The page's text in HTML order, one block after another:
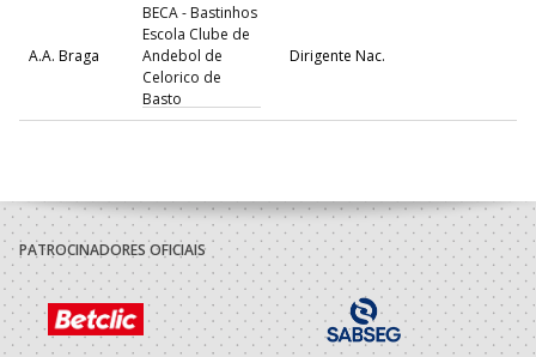
A.A. Braga
BECA - Bastinhos
Escola Clube de
Andebol de
Celorico de
Basto
Dirigente Nac.
A.A. Braga
BECA - Bastinhos
Escola Clube de
Andebol de
Celorico de
Basto
Dirigente Nac.
2021/22
PATROCINADORES OFICIAIS